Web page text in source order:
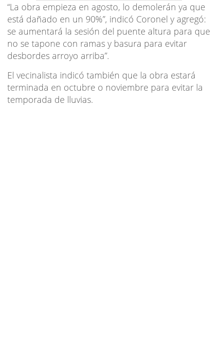
“La obra empieza en agosto, lo demolerán ya que
está dañado en un 90%”, indicó Coronel y agregó:
se aumentará la sesión del puente altura para que
no se tapone con ramas y basura para evitar
desbordes arroyo arriba”.
El vecinalista indicó también que la obra estará
terminada en octubre o noviembre para evitar la
temporada de lluvias.